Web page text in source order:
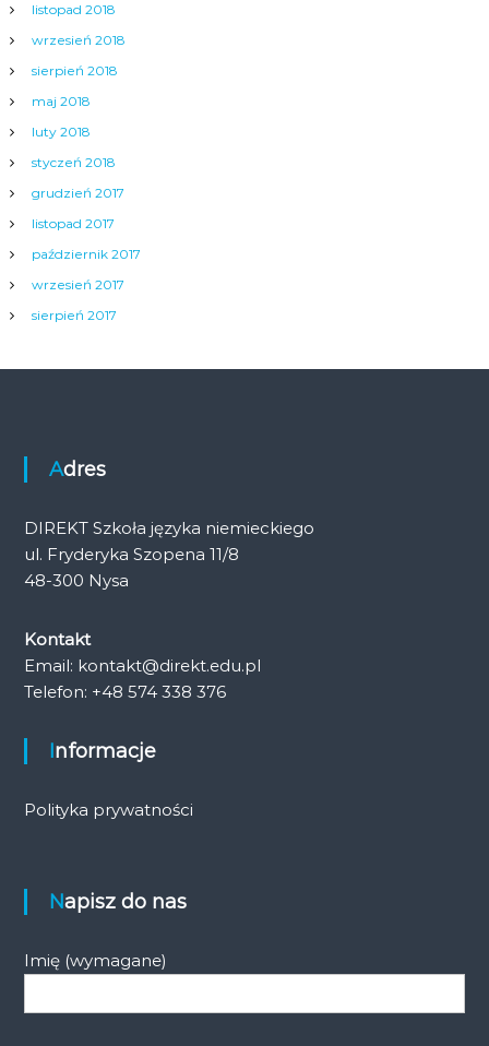
listopad 2018
wrzesień 2018
sierpień 2018
maj 2018
luty 2018
styczeń 2018
grudzień 2017
listopad 2017
październik 2017
wrzesień 2017
sierpień 2017
Adres
DIREKT Szkoła języka niemieckiego
ul. Fryderyka Szopena 11/8
48-300 Nysa
Kontakt
Email: kontakt@direkt.edu.pl
Telefon: +48 574 338 376
Informacje
Polityka prywatności
Napisz do nas
Imię (wymagane)